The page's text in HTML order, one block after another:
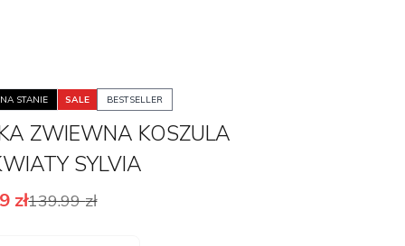
STANIE SALE BESTSELLER
ZWIEWNA KOSZULA
SYLVIA
zł139.99zł